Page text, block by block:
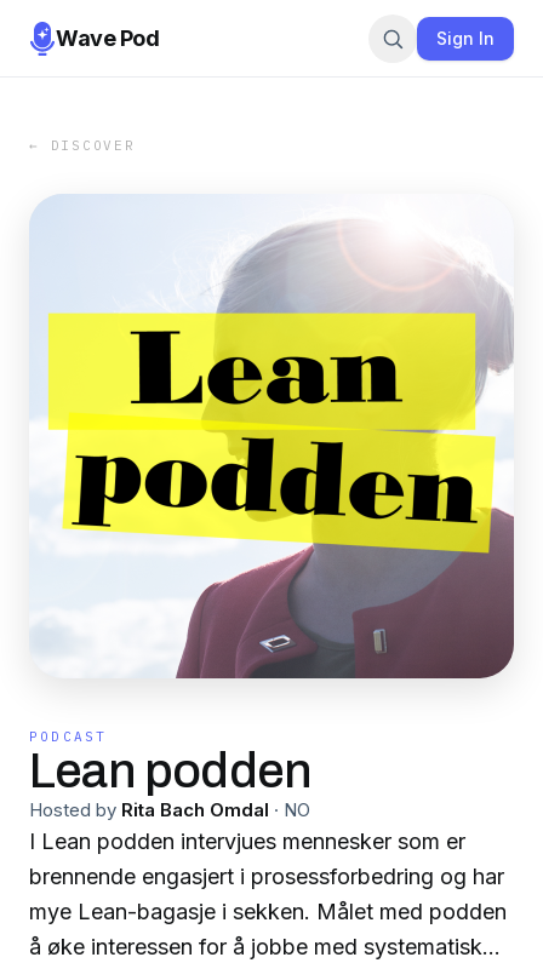
Wave Pod Sign In
← DISCOVER
PODCAST
Lean podden
Hosted by Rita Bach Omdal · NO
I Lean podden intervjues mennesker som er
brennende engasjert i prosessforbedring og har
mye Lean-bagasje i sekken. Målet med podden
å øke interessen for å jobbe med systematisk